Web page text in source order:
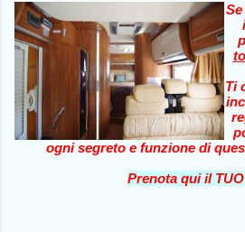
Ti
ogni segreto e funzione di
Prenota qui il